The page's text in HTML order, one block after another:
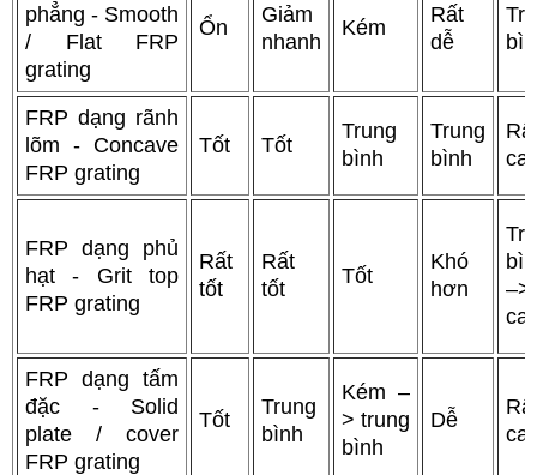
phẳng - Smooth
/ Flat FRP
grating
Ổn
Giảm
nhanh
Kém
Rất
dễ
FRP dạng rãnh
lõm - Concave
FRP grating
Tốt Tốt
Trung
bình
Trung
bình
FRP dạng phủ
hạt - Grit top
FRP grating
Rất
tốt
Rất
tốt
Tốt
Khó
hơn
–>
FRP dạng tấm
đặc - Solid
plate / cover
FRP grating
Tốt
Trung
bình
Kém –
> trung
bình
Dễ